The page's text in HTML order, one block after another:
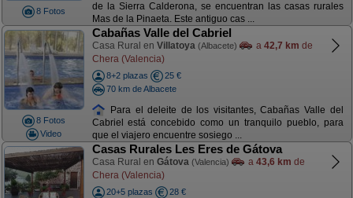
8 Fotos
de la Sierra Calderona, se encuentran las casas rurales
Mas de la Pinaeta. Este antiguo cas ...
8 Fotos
Video
Cabañas Valle del Cabriel
Casa Rural en Villatoya (Albacete) a 42,7 km de
Chera (Valencia)
8+2 plazas
25 €
70 km de Albacete
Para el deleite de los visitantes, Cabañas Valle del
Cabriel está concebido como un tranquilo pueblo, para
que el viajero encuentre sosiego ...
Casas Rurales Les Eres de Gátova
Casa Rural en Gátova (Valencia) a 43,6 km de
Chera (Valencia)
20+5 plazas
28 €